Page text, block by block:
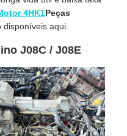
4HK1Peças
disponíveis aqui.
J08C / J08E